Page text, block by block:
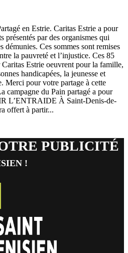
en Estrie. Caritas Estrie a pour
présentés par des organismes qui
démunies. Ces sommes sont remises
la pauvreté et l’injustice. Ces 85
Estrie oeuvrent pour la famille,
handicapées, la jeunesse et
Merci pour votre partage à cette
campagne du Pain partagé a pour
L’ENTRAIDE À Saint-Denis-de-
offert à partir...
PUBLICITÉ
!